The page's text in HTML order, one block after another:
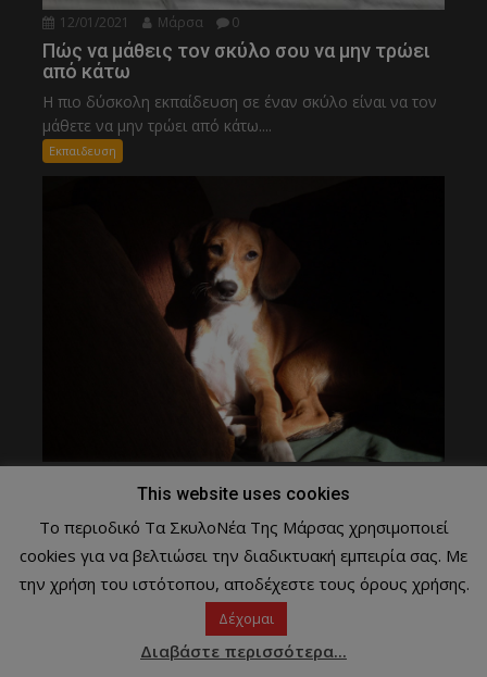
12/01/2021 Μάρσα 0
Πώς να μάθεις τον σκύλο σου να μην τρώει
από κάτω
Η πιο δύσκολη εκπαίδευση σε έναν σκύλο είναι να τον
μάθετε να μην τρώει από κάτω....
Εκπαιδευση
Ο σκύλος μου είναι γκρινιάρης…
Ο σκύλος μου ζητάει όλη την ώρα χάδια. Όλη την ώρα
όμως! Δεν είναι μόνο τα...
Απαντώ στις ερωτήσεις σας! Εκπαιδευση
This website uses cookies
Το περιοδικό Τα ΣκυλοΝέα Της Μάρσας χρησιμοποιεί
cookies για να βελτιώσει την διαδικτυακή εμπειρία σας. Με
την χρήση του ιστότοπου, αποδέχεστε τους όρους χρήσης.
Δέχομαι
Διαβάστε περισσότερα...